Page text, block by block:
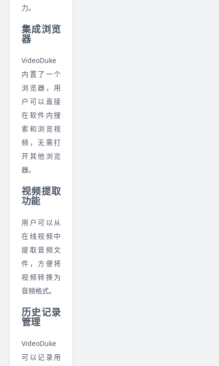
力。
集成浏览
器
VideoDuke
内置了一个
浏览器，用
户可以直接
在软件内搜
索和浏览视
频，无需打
开其他浏览
器。
视频提取
功能
用户可以从
在线视频中
提取音频文
件，方便将
视频转换为
音频格式。
历史记录
管理
VideoDuke
可以记录用